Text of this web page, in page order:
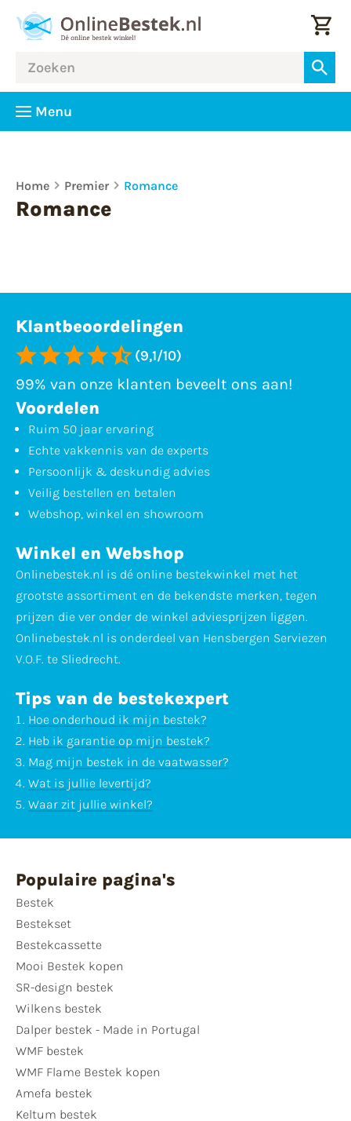
Menu
Home Premier Romance
Romance
Klantbeoordelingen
(9,1/10)
99% van onze klanten beveelt ons aan!
Voordelen
Ruim 50 jaar ervaring
Echte vakkennis van de experts
Persoonlijk & deskundig advies
Veilig bestellen en betalen
Webshop, winkel en showroom
Winkel en Webshop
Onlinebestek.nl is dé online bestekwinkel met het
grootste assortiment en de bekendste merken, tegen
prijzen die ver onder de winkel adviesprijzen liggen.
Onlinebestek.nl is onderdeel van Hensbergen Serviezen
V.O.F. te Sliedrecht.
Tips van de bestekexpert
Hoe onderhoud ik mijn bestek?
Heb ik garantie op mijn bestek?
Mag mijn bestek in de vaatwasser?
Wat is jullie levertijd?
Waar zit jullie winkel?
Populaire pagina's
Bestek
Bestekset
Bestekcassette
Mooi Bestek kopen
SR-design bestek
Wilkens bestek
Dalper bestek - Made in Portugal
WMF bestek
WMF Flame Bestek kopen
Amefa bestek
Keltum bestek